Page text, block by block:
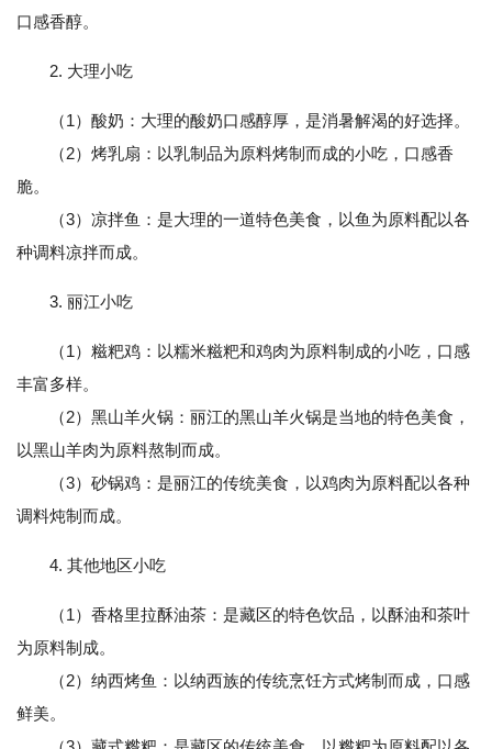
口感香醇。
2. 大理小吃
（1）酸奶：大理的酸奶口感醇厚，是消暑解渴的好选择。
（2）烤乳扇：以乳制品为原料烤制而成的小吃，口感香
脆。
（3）凉拌鱼：是大理的一道特色美食，以鱼为原料配以各
种调料凉拌而成。
3. 丽江小吃
（1）糍粑鸡：以糯米糍粑和鸡肉为原料制成的小吃，口感
丰富多样。
（2）黑山羊火锅：丽江的黑山羊火锅是当地的特色美食，
以黑山羊肉为原料熬制而成。
（3）砂锅鸡：是丽江的传统美食，以鸡肉为原料配以各种
调料炖制而成。
4. 其他地区小吃
（1）香格里拉酥油茶：是藏区的特色饮品，以酥油和茶叶
为原料制成。
（2）纳西烤鱼：以纳西族的传统烹饪方式烤制而成，口感
鲜美。